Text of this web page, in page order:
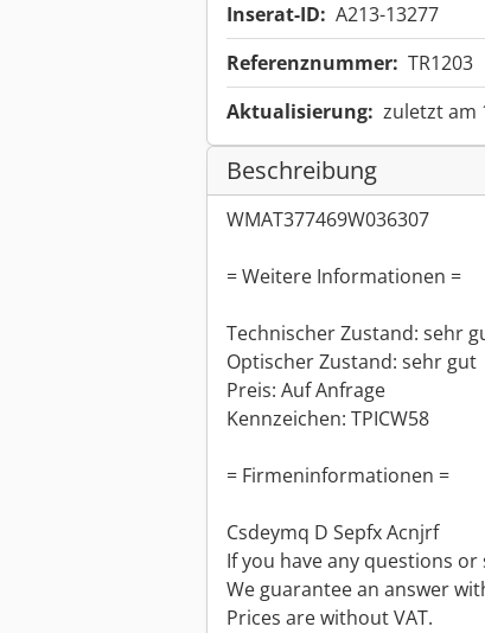
Inserat-ID: A213-13277
Referenznummer: TR1203
Aktualisierung: zuletzt am
Beschreibung
WMAT377469W036307
= Weitere Informationen =
Technischer Zustand: sehr
Optischer Zustand: sehr gut
Preis: Auf Anfrage
Kennzeichen: TPICW58
= Firmeninformationen =
Csdeymq D Sepfx Acnjrf
If you have any questions
We guarantee an answer
Prices are without VAT.